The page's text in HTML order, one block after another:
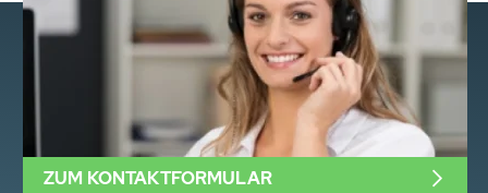
ZUM KONTAKTFORMULAR